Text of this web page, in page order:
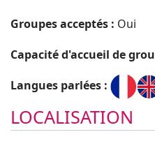
Groupes acceptés : Oui
Capacité d'accueil de
Langues parlées :
LOCALISATION